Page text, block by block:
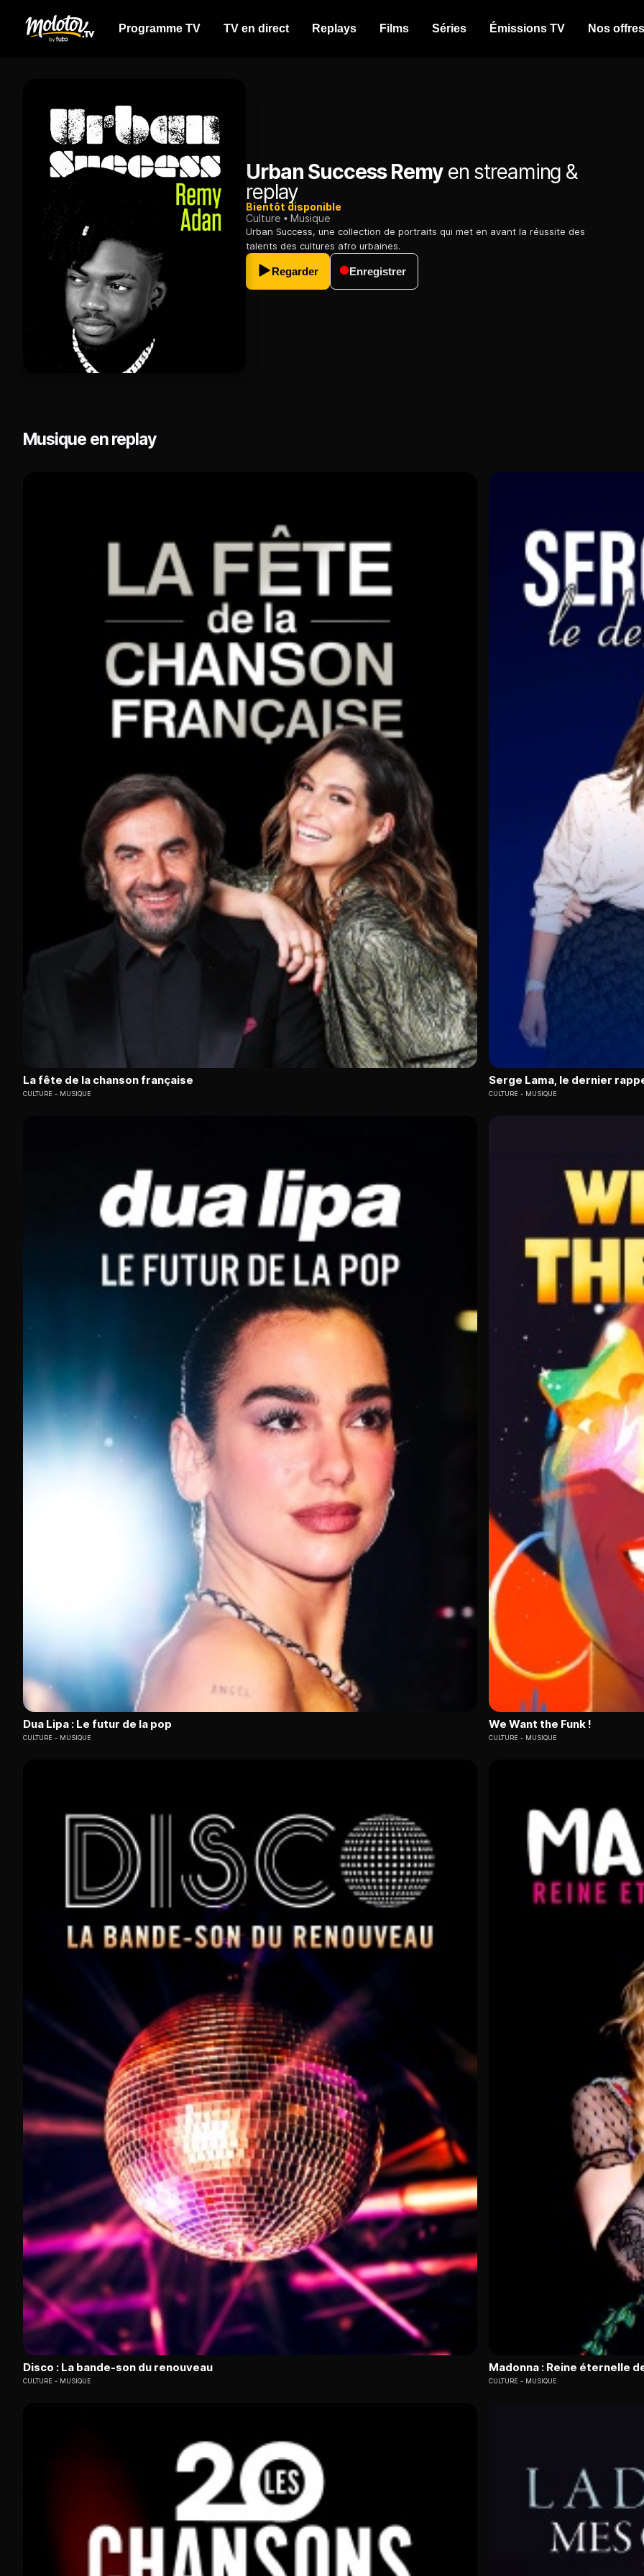
Programme TV TV en direct Replays Films Séries Émissions TV Nos offres
Urban Success Remyen streaming &
replay
Bientôt disponible
Culture
Musique
Urban Success, une collection de portraits qui met en avant la réussite des
talents des cultures afro urbaines.
Regarder Enregistrer
Musique en replay
La fête de la chanson française
CULTURE MUSIQUE
Serge Lama, le dernier
CULTURE MUSIQUE
Dua Lipa : Le futur de la pop
CULTURE MUSIQUE
We Want the Funk !
CULTURE MUSIQUE
Disco : La bande-son du renouveau
CULTURE MUSIQUE
Madonna : Reine éternelle
CULTURE MUSIQUE